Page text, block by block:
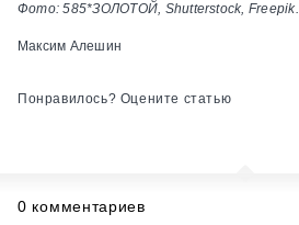
Фото: 585*ЗОЛОТОЙ, Shutterstock, Freepik.
Максим Алешин
Понравилось? Оцените статью
0 комментариев